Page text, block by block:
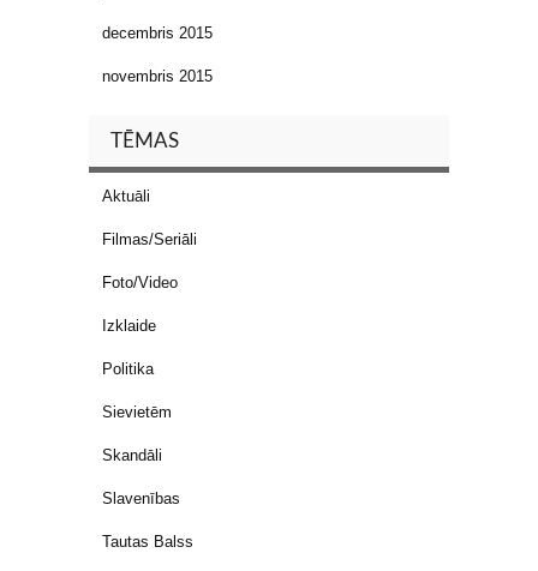
decembris 2015
novembris 2015
TĒMAS
Aktuāli
Filmas/Seriāli
Foto/Video
Izklaide
Politika
Sievietēm
Skandāli
Slavenības
Tautas Balss